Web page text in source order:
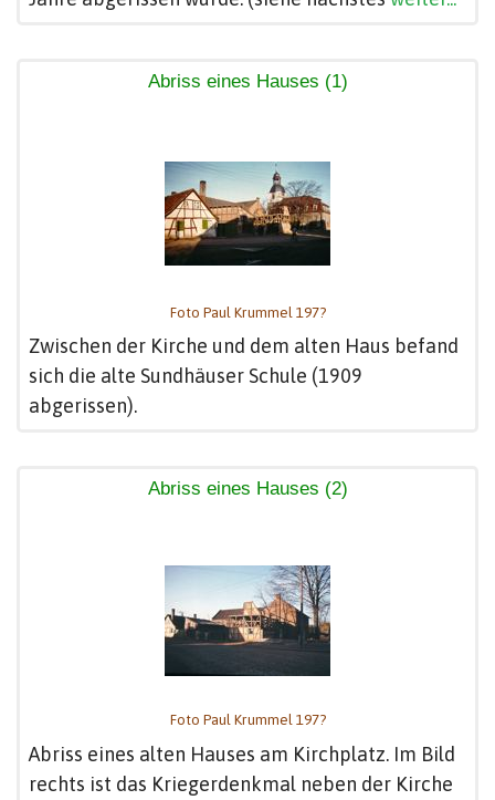
Abriss eines Hauses (1)
Foto Paul Krummel 197?
Zwischen der Kirche und dem alten Haus befand
sich die alte Sundhäuser Schule (1909
abgerissen).
Abriss eines Hauses (2)
Foto Paul Krummel 197?
Abriss eines alten Hauses am Kirchplatz. Im Bild
rechts ist das Kriegerdenkmal neben der Kirche